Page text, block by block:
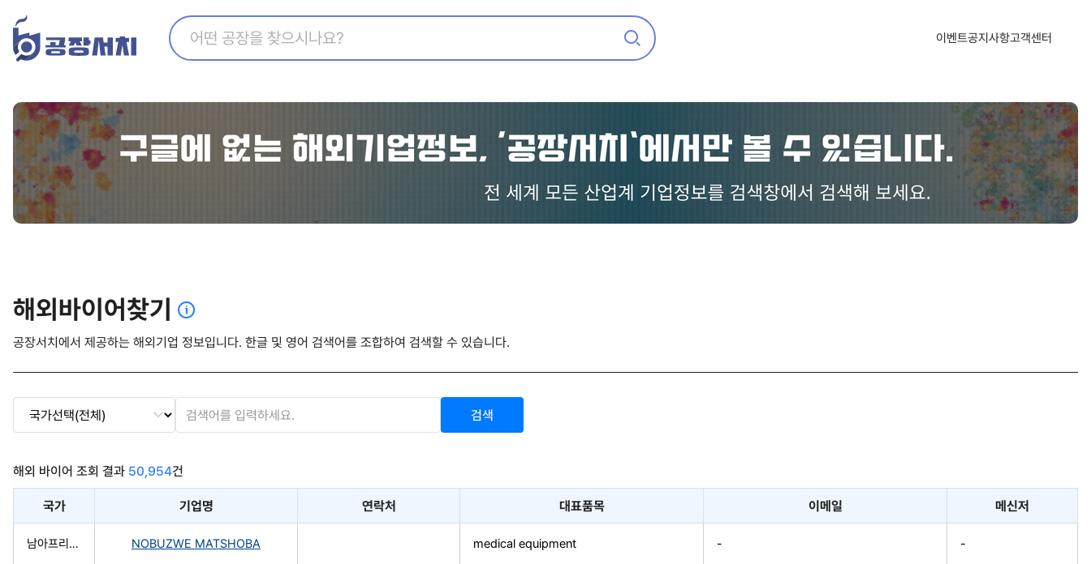
공장매매
추천영상
자문의원 소개
이벤트공지사항고객센터
해외바이어찾기
공장서치에서 제공하는 해외기업 정보입니다. 한글 및 영어 검색어를 조합하여 검색할 수 있습니다.
검색
해외 바이어 조회 결과 50,954건
국가 기업명 연락처 대표품목 이메일 메신저
남아프리카공화국 NOBUZWE MATSHOBA medical equipment - -